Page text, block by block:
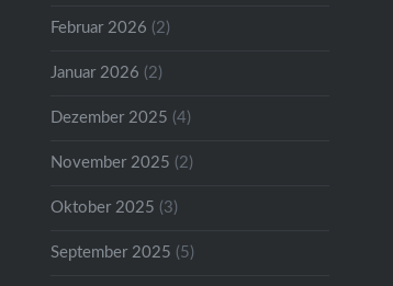
Februar 2026 (2)
Januar 2026 (2)
Dezember 2025 (4)
November 2025 (2)
Oktober 2025 (3)
September 2025 (5)